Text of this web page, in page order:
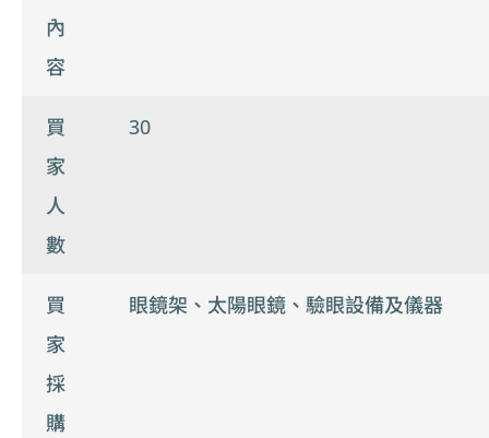
內
容
買
家
人
數
30
買
家
採
購
眼鏡架、太陽眼鏡、驗眼設備及儀器